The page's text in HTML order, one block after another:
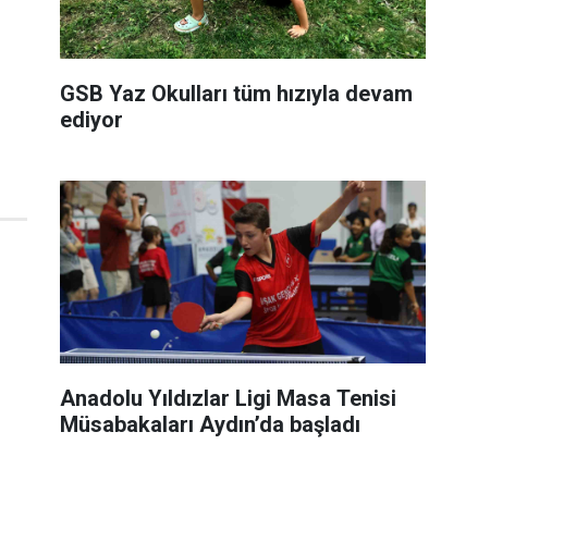
GSB Yaz Okulları tüm hızıyla devam
ediyor
Anadolu Yıldızlar Ligi Masa Tenisi
Müsabakaları Aydın’da başladı